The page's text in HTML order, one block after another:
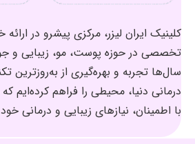
کلینیک ایران لیزر، مرکزی پیشرو در
تخصصی در حوزه پوست، مو، زیبایی و
سال‌ها تجربه و بهره‌گیری از به‌روزترین
درمانی دنیا، محیطی را فراهم کرده‌ایم که
با اطمینان، نیازهای زیبایی و درمانی خود